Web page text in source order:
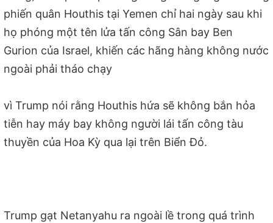
phiến quân Houthis tại Yemen chỉ hai ngày sau khi
họ phóng một tên lửa tấn công Sân bay Ben
Gurion của Israel, khiến các hãng hàng không nước
ngoài phải tháo chạy
vì Trump nói rằng Houthis hứa sẽ không bắn hỏa
tiễn hay máy bay không người lái tấn công tàu
thuyền của Hoa Kỳ qua lại trên Biển Đỏ.
Trump gạt Netanyahu ra ngoài lề trong quá trình